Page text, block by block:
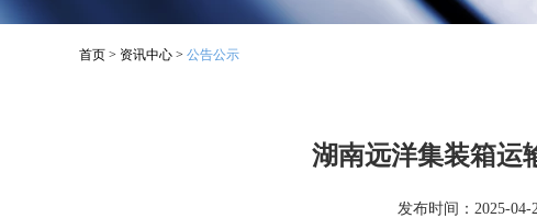
首页 > 资讯中心 > 公告公示
湖南远洋集装箱运
发布时间：2025-04-